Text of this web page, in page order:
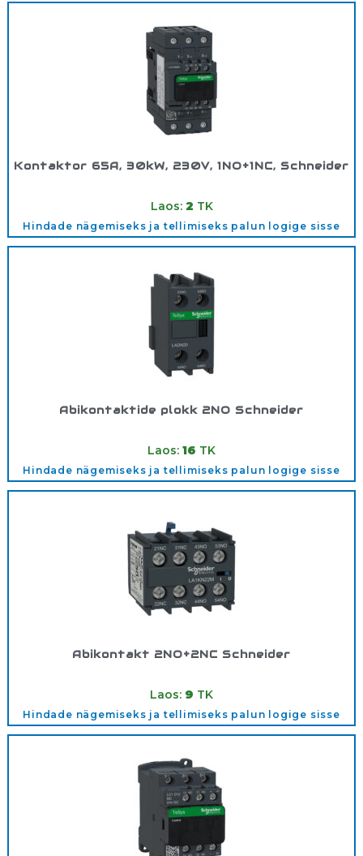
Kontaktor 65A, 30kW, 230V, 1NO+1NC, Schneider
Laos: 2 TK
Hindade nägemiseks ja tellimiseks palun logige sisse
Abikontaktide plokk 2NO Schneider
Laos: 16 TK
Hindade nägemiseks ja tellimiseks palun logige sisse
Abikontakt 2NO+2NC Schneider
Laos: 9 TK
Hindade nägemiseks ja tellimiseks palun logige sisse